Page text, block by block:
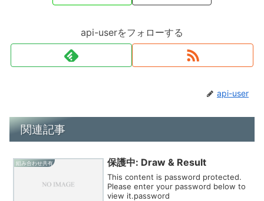
api-userをフォローする
api-user
関連記事
組み合わせ共有 保護中: Draw & Result
This content is password protected.
Please enter your password below to
view it.password